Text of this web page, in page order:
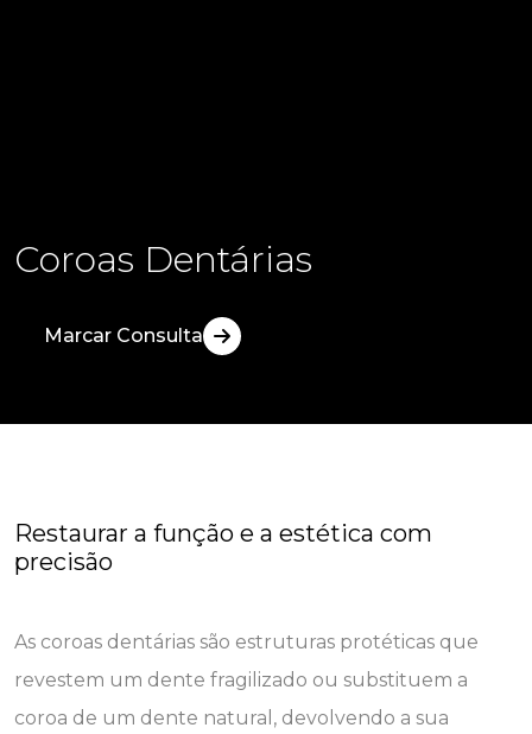
Coroas Dentárias
Marcar Consulta
Restaurar a função e a estética com
precisão
As coroas dentárias são estruturas protéticas que
revestem um dente fragilizado ou substituem a
coroa de um dente natural, devolvendo a sua